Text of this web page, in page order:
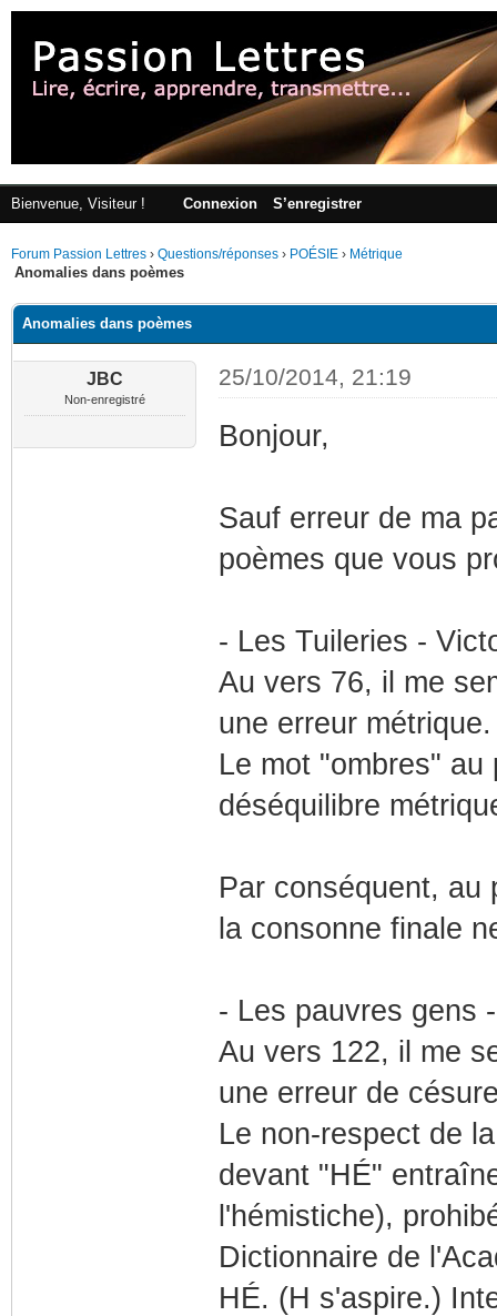
Bienvenue, Visiteur ! Connexion S’enregistrer
Forum Passion Lettres › Questions/réponses › POÉSIE › Métrique
Anomalies dans poèmes
Anomalies dans poèmes
JBC
Non-enregistré
25/10/2014, 21:19
Bonjour,
Sauf erreur de ma
poèmes que vous
- Les Tuileries -
Au vers 76, il me
une erreur métrique.
Le mot "ombres" au
déséquilibre
Par conséquent, au
la consonne finale
- Les pauvres gens
Au vers 122, il me
une erreur de
Le non-respect de
devant "HÉ"
l'hémistiche),
Dictionnaire de
HÉ. (H s'aspire.)